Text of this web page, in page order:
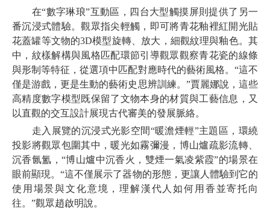
在“數字琳琅”互動區，四台大型觸摸屏則提供了另一
番沉浸式體驗。觀眾指尖輕觸，即可將青花釉裡紅開光貼
花蓋罐等文物的3D模型旋轉、放大，細觀紋理與釉色。其
中，紋樣解構與風格匹配環節引導觀眾觀察青花瓷的線條
與形制等特征，從選項中匹配對應時代的藝術風格。“這不
僅是游戲，更是生動的藝術史思辨訓練。”賈麗娜說，這些
高精度數字模型既保留了文物本身的材質與工藝信息，又
以直觀的交互設計展現古代審美的發展脈絡。
走入展覽的沉浸式光影空間“暖澹煙輕”主題區，環繞
投影將觀眾包圍其中，暖光如霧彌漫，博山爐疏影流轉、
沉香氤氳，“博山爐中沉香火，雙煙一氣凌紫霞”的場景在
眼前顯現。“這不僅展示了器物的形態，更讓人體驗到它的
使用場景與文化意境，理解漢代人如何用香並寄托向
往。”觀眾趙啟明說。